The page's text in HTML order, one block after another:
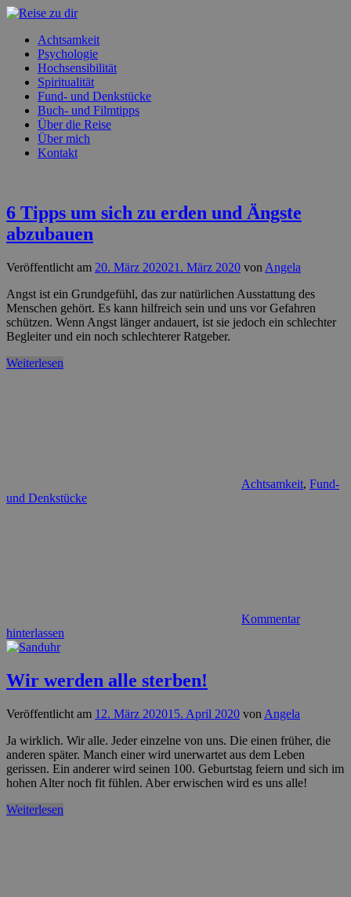
Zum
springen
Reise
zu
dir
Wie
dich
selbst,
deine
Leidenschaften
deinen
Seelenweg
Achtsamkeit
Psychologie
Hochsensibilität
Spiritualität
Fund- und Denkstücke
Buch- und Filmtipps
Über die Reise
Über mich
Kontakt
6 Tipps um sich zu erden und Ängste
abzubauen
Veröffentlicht am 20. März 202021. März 2020 von Angela
Angst ist ein Grundgefühl, das zur natürlichen Ausstattung des
Menschen gehört. Es kann hilfreich sein und uns vor Gefahren
schützen. Wenn Angst länger andauert, ist sie jedoch ein schlechter
Begleiter und ein noch schlechterer Ratgeber.
Weiterlesen
Achtsamkeit, Fund-
und Denkstücke
Kommentar
hinterlassen
Wir werden alle sterben!
Veröffentlicht am 12. März 202015. April 2020 von Angela
Ja wirklich. Wir alle. Jeder einzelne von uns. Die einen früher, die
anderen später. Manch einer wird unerwartet aus dem Leben
gerissen. Ein anderer wird seinen 100. Geburtstag feiern und sich im
hohen Alter noch fit fühlen. Aber erwischen wird es uns alle!
Weiterlesen